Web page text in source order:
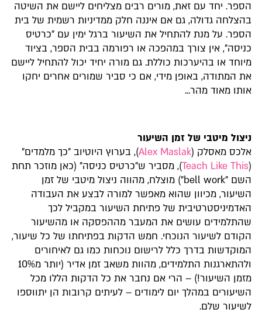
הספר. יחד עם זאת, מורים רבים מצליחים ליישם את השיטה
בהצלחה גדולה, גם אם איננה חלק ממדיניות רשמית של בית
הספר. על מנת להתחיל את השיעור ברגל ימין עם "כרטיס
כניסה", אין צורך במהפכה או רפורמה בבית הספר, בציוד
מיוחד או בהיערכות כוללת. גם מורה יחיד יכול להתחיל ליישם
את המתודה, באופן מידי, אם כי סביר שמורים אחרים יחקו
אותו מאוד מהר...
ניצול מיטבי של זמן השיעור
אלכס מאסלק (Alex Maslak), בערוץ היוטיוב "כך מלמדים"
(
Teach Like This), מסביר ש"כרטיס כניסה" (כאן מוזכר תחת
השם "bell work") מוצלח, מהווה ניצול מיטבי של זמן
השיעור, מכיוון שהוא מאפשר למורה לבצע את העבודה
האדמיניסטרטיבית של פתיחת השיעור במקביל לכך
שהתלמידים עושים את המעבר מההפסקה או מהשיעור
הקודם לשיעור הנוכחי. חמש הדקות בפתיחתו של כל שיעור,
המוקדשות בדרך כלל לרישום נוכחות כמו גם לאיחורים
ולהתארגנות התלמידים, מהוות משאב זמן אדיר (יותר מ10%
מזמן השיעור!) – הרי אם נחבר את כל הדקות הללו מכל
השיעורים במהלך יום לימודים – לעיתים קרובות הן יתווספו
לשיעור שלם.